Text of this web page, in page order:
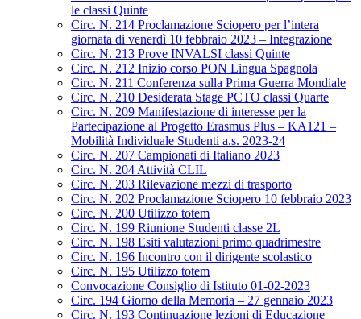
le classi Quinte
Circ. N. 214 Proclamazione Sciopero per l’intera
giornata di venerdì 10 febbraio 2023 – Integrazione
Circ. N. 213 Prove INVALSI classi Quinte
Circ. N. 212 Inizio corso PON Lingua Spagnola
Circ. N. 211 Conferenza sulla Prima Guerra Mondiale
Circ. N. 210 Desiderata Stage PCTO classi Quarte
Circ. N. 209 Manifestazione di interesse per la
Partecipazione al Progetto Erasmus Plus – KA121 –
Mobilità Individuale Studenti a.s. 2023-24
Circ. N. 207 Campionati di Italiano 2023
Circ. N. 204 Attività CLIL
Circ. N. 203 Rilevazione mezzi di trasporto
Circ. N. 202 Proclamazione Sciopero 10 febbraio 2023
Circ. N. 200 Utilizzo totem
Circ. N. 199 Riunione Studenti classe 2L
Circ. N. 198 Esiti valutazioni primo quadrimestre
Circ. N. 196 Incontro con il dirigente scolastico
Circ. N. 195 Utilizzo totem
Convocazione Consiglio di Istituto 01-02-2023
Circ. 194 Giorno della Memoria – 27 gennaio 2023
Circ. N. 193 Continuazione lezioni di Educazione